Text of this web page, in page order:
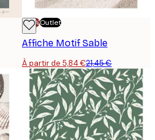
-70%Outlet
Affiche Motif Sable
À partir de 5,84 €21,45 €